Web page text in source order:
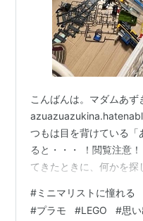
こんばんは。マダムあず
つもは目を背けている
ると・・・ ！閲覧注意
てきたときに、何かを探
園から年度末になるたび
ント。 使い切ったノー
#ミニマリストに憧れる
#プラモ #LEGO #思